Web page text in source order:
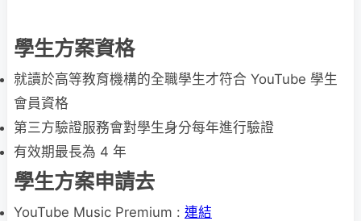
學生方案資格
就讀於高等教育機構的全職學生才符合 YouTube 學生
會員資格
第三方驗證服務會對學生身分每年進行驗證
有效期最長為 4 年
學生方案申請去
YouTube Music Premium : 連結